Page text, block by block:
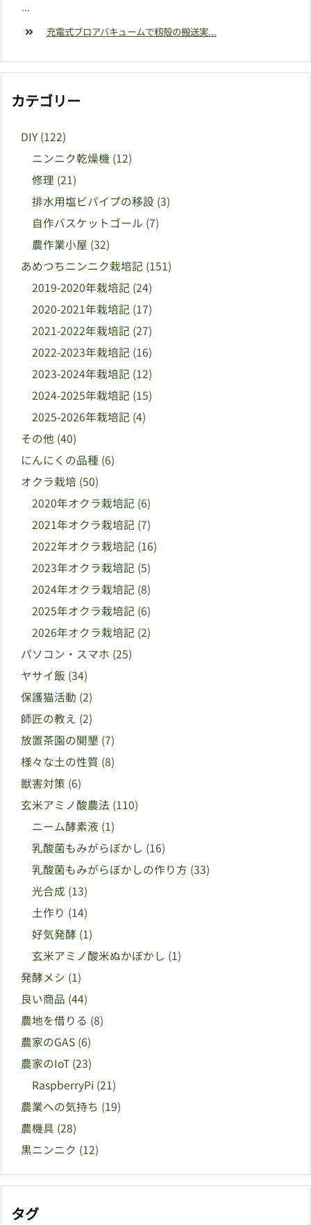
...
充電式ブロアバキュームで籾殻の搬送実...
カテゴリー
DIY (122)
ニンニク乾燥機 (12)
修理 (21)
排水用塩ビパイプの移設 (3)
自作バスケットゴール (7)
農作業小屋 (32)
あめつちニンニク栽培記 (151)
2019-2020年栽培記 (24)
2020-2021年栽培記 (17)
2021-2022年栽培記 (27)
2022-2023年栽培記 (16)
2023-2024年栽培記 (12)
2024-2025年栽培記 (15)
2025-2026年栽培記 (4)
その他 (40)
にんにくの品種 (6)
オクラ栽培 (50)
2020年オクラ栽培記 (6)
2021年オクラ栽培記 (7)
2022年オクラ栽培記 (16)
2023年オクラ栽培記 (5)
2024年オクラ栽培記 (8)
2025年オクラ栽培記 (6)
2026年オクラ栽培記 (2)
パソコン・スマホ (25)
ヤサイ飯 (34)
保護猫活動 (2)
師匠の教え (2)
放置茶園の開墾 (7)
様々な土の性質 (8)
獣害対策 (6)
玄米アミノ酸農法 (110)
ニーム酵素液 (1)
乳酸菌もみがらぼかし (16)
乳酸菌もみがらぼかしの作り方 (33)
光合成 (13)
土作り (14)
好気発酵 (1)
玄米アミノ酸米ぬかぼかし (1)
発酵メシ (1)
良い商品 (44)
農地を借りる (8)
農家のGAS (6)
農家のIoT (23)
RaspberryPi (21)
農業への気持ち (19)
農機具 (28)
黒ニンニク (12)
タグ